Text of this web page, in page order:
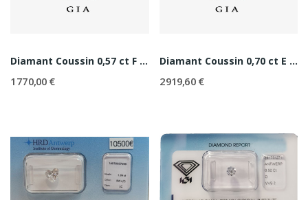
Diamant Coussin 0,57 ct F - VS1
1 770,00 €
Diamant Coussin 0,70 ct E - SI1
2 919,60 €